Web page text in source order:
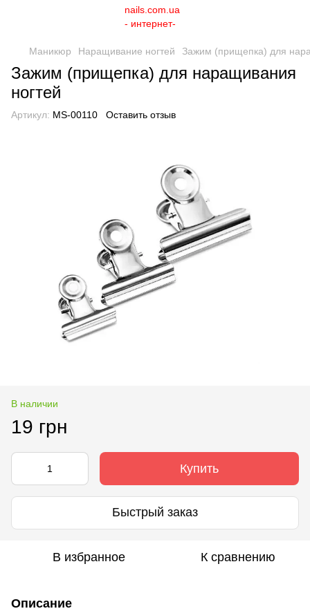
Маникюр Наращивание ногтей Зажим (прищепка) для
Зажим (прищепка) для наращивания
ногтей
Артикул: MS-00110 Оставить отзыв
В наличии
19 грн
Купить
Быстрый заказ
В избранное К сравнению
Описание